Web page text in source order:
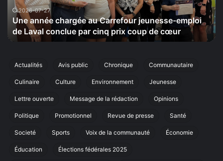
20
septembre
sa
cinquième
marche
Laval
2026-07-24
La Maison de la Sérénité tiendra le 20 septembre sa
cinquième édition de sa marche annuelle à Laval
Actualités Avis public Chronique Communautaire
Culinaire Culture Environnement Jeunesse
Lettre ouverte Message de la rédaction Opinions
Politique Promotionnel Revue de presse Santé
Societé Sports Voix de la communauté Économie
Éducation Élections fédérales 2025